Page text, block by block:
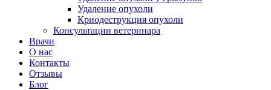
Удаление опухоли
Криодеструкция опухоли
Консультации ветеринара
Врачи
О нас
Контакты
Отзывы
Блог